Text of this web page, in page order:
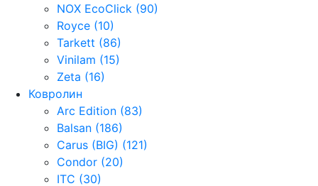
NOX EcoClick (90)
Royce (10)
Tarkett (86)
Vinilam (15)
Zeta (16)
Ковролин
Arc Edition (83)
Balsan (186)
Carus (BIG) (121)
Condor (20)
ITC (30)